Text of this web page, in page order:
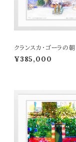
クランスカ・ゴーラ
TERASHIMA版画作
定（オンライン限定特
¥385,000